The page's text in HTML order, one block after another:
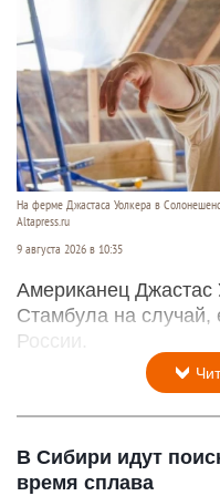
На ферме Джастаса Уолкера в
Altapress.ru
9 августа 2026 в 10:35
Американец Джастас
Стамбула на случай,
России.
В Сибири идут
время сплава